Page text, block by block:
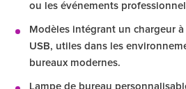
ou les événements
Modèles intégrant un chargeur
USB, utiles dans les
bureaux modernes.
Lampe de bureau